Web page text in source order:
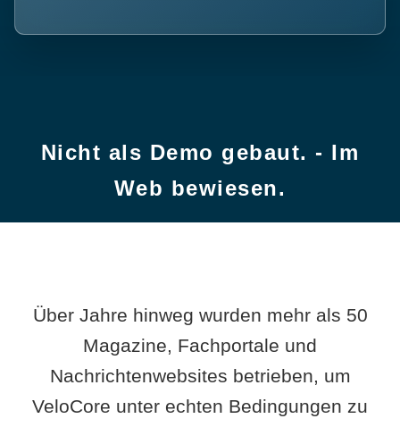
Nicht als Demo gebaut. - Im
Web bewiesen.
Über Jahre hinweg wurden mehr als 50
Magazine, Fachportale und
Nachrichtenwebsites betrieben, um
VeloCore unter echten Bedingungen zu